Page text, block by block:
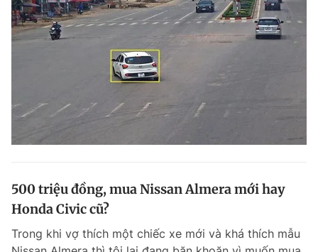
500 triệu đồng, mua Nissan Almera mới hay
Honda Civic cũ?
Trong khi vợ thích một chiếc xe mới và khá thích mẫu